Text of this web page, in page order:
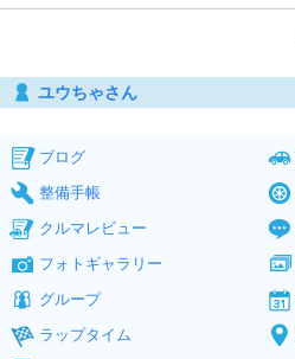
ユウちゃさん
ブログ
整備手帳
クルマレビュー
フォトギャラリー
グループ
ラップタイム